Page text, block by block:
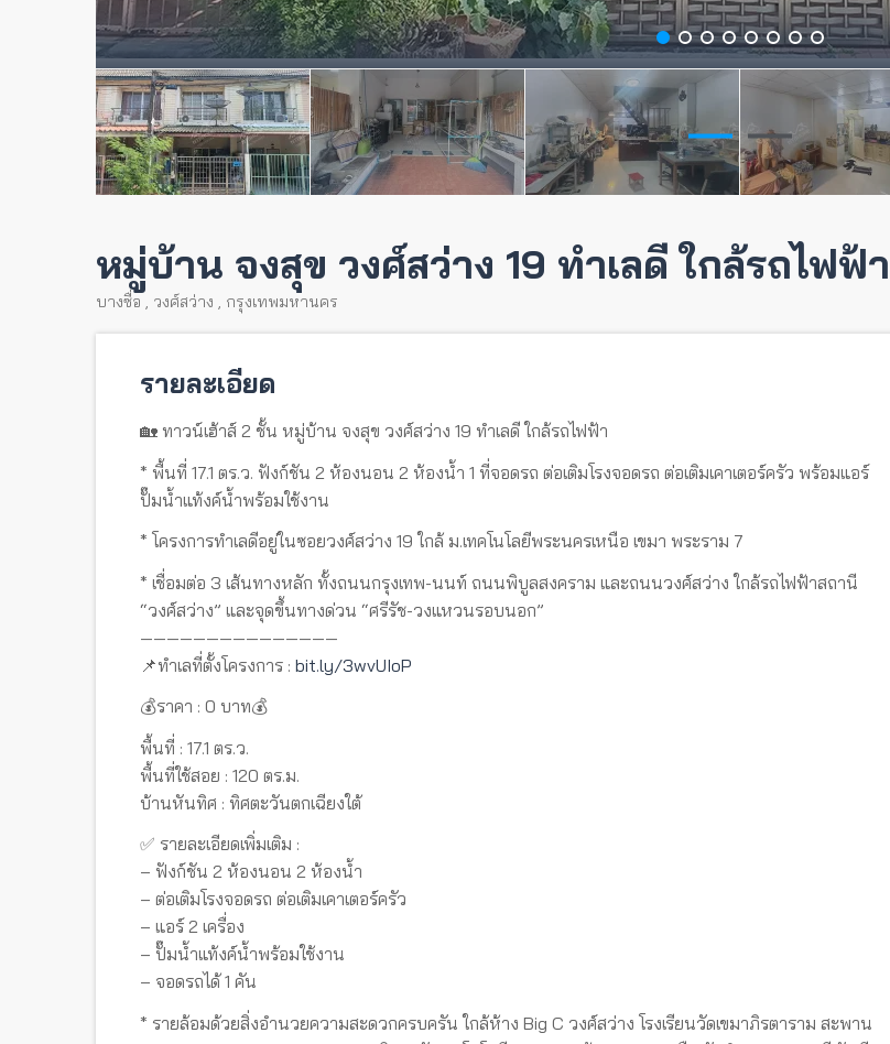
หมู่บ้าน จงสุข วงศ์สว่าง 19 ทำเลดี ใกล้รถไฟฟ้า
บางซื่อ , วงศ์สว่าง , กรุงเทพมหานคร
รายละเอียด
🏡 ทาวน์เฮ้าส์ 2 ชั้น หมู่บ้าน จงสุข วงศ์สว่าง 19 ทำเลดี ใกล้รถไฟฟ้า
* พื้นที่ 17.1 ตร.ว. ฟังก์ชัน 2 ห้องนอน 2 ห้องน้ำ 1 ที่จอดรถ ต่อเติมโรงจอดรถ ต่อเติมเคาเตอร์ครัว พร้อมแอร์
ปั๊มน้ำแท้งค์น้ำพร้อมใช้งาน
* โครงการทำเลดีอยู่ในซอยวงศ์สว่าง 19 ใกล้ ม.เทคโนโลยีพระนครเหนือ เขมา พระราม 7
* เชื่อมต่อ 3 เส้นทางหลัก ทั้งถนนกรุงเทพ-นนท์ ถนนพิบูลสงคราม และถนนวงศ์สว่าง ใกล้รถไฟฟ้าสถานี
“วงศ์สว่าง” และจุดขึ้นทางด่วน “ศรีรัช-วงแหวนรอบนอก”
———————————————
📌ทำเลที่ตั้งโครงการ : bit.ly/3wvUIoP
💰ราคา : 0 บาท💰
พื้นที่ : 17.1 ตร.ว.
พื้นที่ใช้สอย : 120 ตร.ม.
บ้านหันทิศ : ทิศตะวันตกเฉียงใต้
✅ รายละเอียดเพิ่มเติม :
– ฟังก์ชัน 2 ห้องนอน 2 ห้องน้ำ
– ต่อเติมโรงจอดรถ ต่อเติมเคาเตอร์ครัว
– แอร์ 2 เครื่อง
– ปั๊มน้ำแท้งค์น้ำพร้อมใช้งาน
– จอดรถได้ 1 คัน
* รายล้อมด้วยสิ่งอำนวยความสะดวกครบครัน ใกล้ห้าง Big C วงศ์สว่าง โรงเรียนวัดเขมาภิรตาราม สะพาน